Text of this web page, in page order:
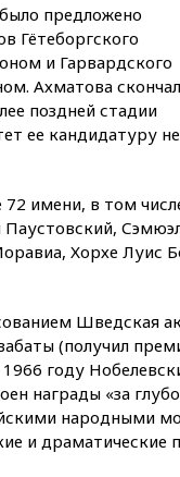
предложено
Гётеборгского
и Гарвардского
Ахматова
поздней стадии
ее кандидатуру не
имени, в том
Хорхе Луис
Шведская
(получил
году
награды «за
народными
и